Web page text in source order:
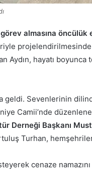
almasına öncülük
Aydın, hayatı boyunca
geldi. Sevenlerinin
Camii’nde
Derneği Başkanı
Turhan,
cenaze namazını